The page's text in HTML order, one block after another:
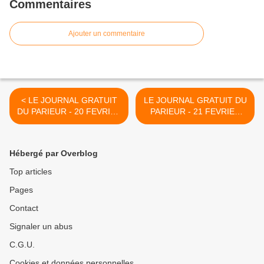
Commentaires
Ajouter un commentaire
< LE JOURNAL GRATUIT
DU PARIEUR - 20 FEVRIER
2022 - COUPLE DU JOUR
LE JOURNAL GRATUIT DU
PARIEUR - 21 FEVRIER
2022 - COUPLE DU JOUR
Hébergé par Overblog
Top articles
Pages
Contact
Signaler un abus
C.G.U.